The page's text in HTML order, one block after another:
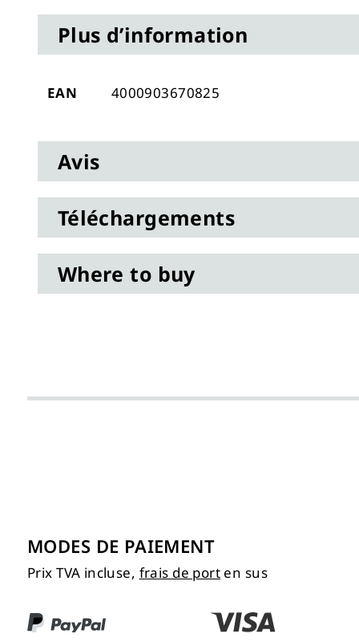
to
beginning
the
Plus d’information
Plus
EAN 4000903670825
Avis
Téléchargements
Where to buy
MODES DE PAIEMENT
Prix TVA incluse, frais de port en sus